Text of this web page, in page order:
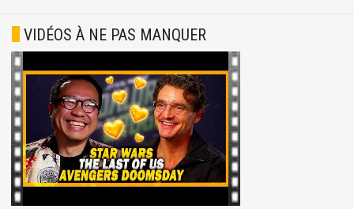
VIDÉOS À NE PAS MANQUER